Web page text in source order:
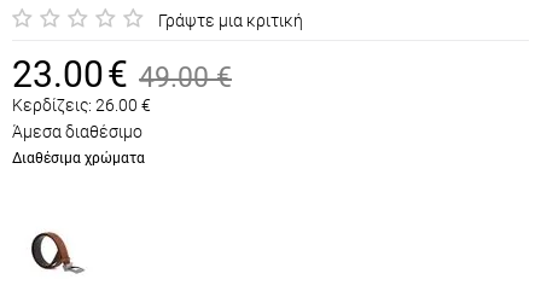
Γράψτε μια κριτική
23.00€ 49.00 €
Κερδίζεις: 26.00 €
Άμεσα διαθέσιμο
Διαθέσιμα χρώματα